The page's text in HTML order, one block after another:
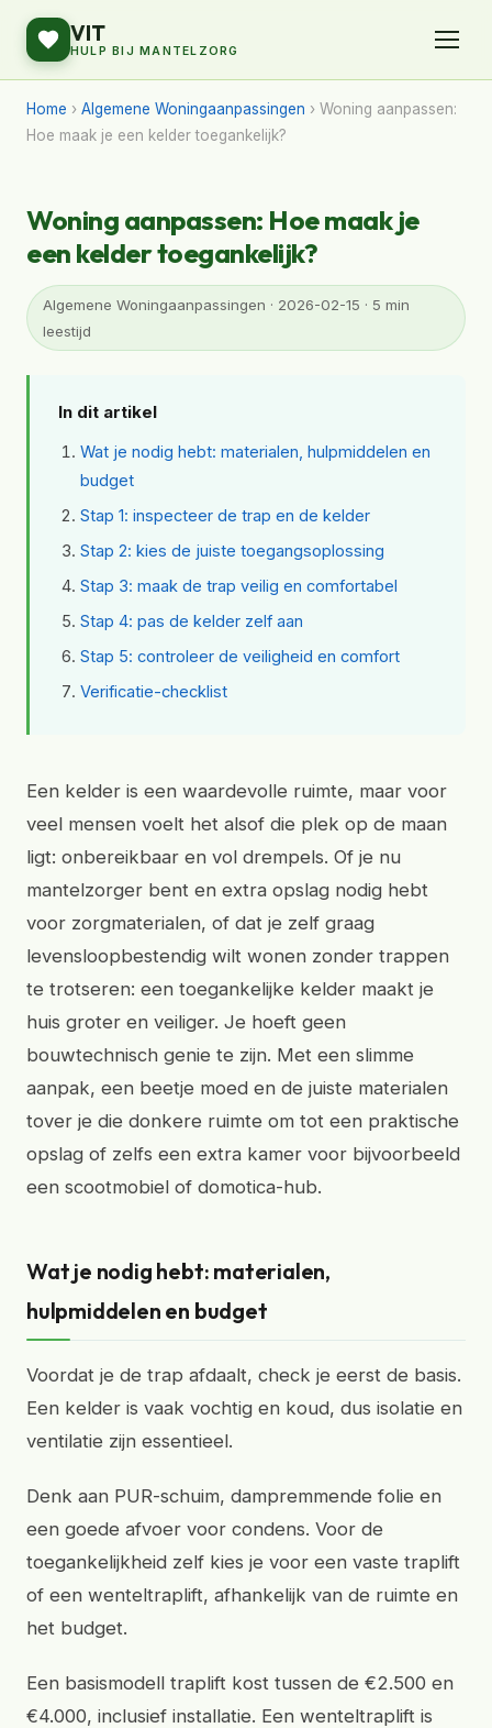
VIT
HULP BIJ MANTELZORG
Home › Algemene Woningaanpassingen › Woning aanpassen:
Hoe maak je een kelder toegankelijk?
Woning aanpassen: Hoe maak je
een kelder toegankelijk?
Algemene Woningaanpassingen · 2026-02-15 · 5 min
leestijd
In dit artikel
Wat je nodig hebt: materialen, hulpmiddelen en
budget
Stap 1: inspecteer de trap en de kelder
Stap 2: kies de juiste toegangsoplossing
Stap 3: maak de trap veilig en comfortabel
Stap 4: pas de kelder zelf aan
Stap 5: controleer de veiligheid en comfort
Verificatie-checklist
Een kelder is een waardevolle ruimte, maar voor
veel mensen voelt het alsof die plek op de maan
ligt: onbereikbaar en vol drempels. Of je nu
mantelzorger bent en extra opslag nodig hebt
voor zorgmaterialen, of dat je zelf graag
levensloopbestendig wilt wonen zonder trappen
te trotseren: een toegankelijke kelder maakt je
huis groter en veiliger. Je hoeft geen
bouwtechnisch genie te zijn. Met een slimme
aanpak, een beetje moed en de juiste materialen
tover je die donkere ruimte om tot een praktische
opslag of zelfs een extra kamer voor bijvoorbeeld
een scootmobiel of domotica-hub.
Wat je nodig hebt: materialen,
hulpmiddelen en budget
Voordat je de trap afdaalt, check je eerst de basis.
Een kelder is vaak vochtig en koud, dus isolatie en
ventilatie zijn essentieel.
Denk aan PUR-schuim, dampremmende folie en
een goede afvoer voor condens. Voor de
toegankelijkheid zelf kies je voor een vaste traplift
of een wenteltraplift, afhankelijk van de ruimte en
het budget.
Een basismodell traplift kost tussen de €2.500 en
€4.000, inclusief installatie. Een wenteltraplift is